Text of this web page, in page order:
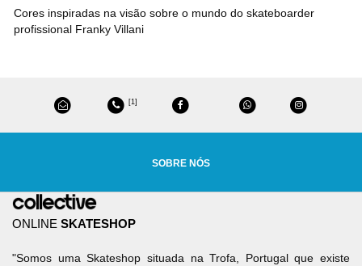
Cores inspiradas na visão sobre o mundo do skateboarder
profissional Franky Villani
[1]
SOBRE NÓS
ONLINE SKATESHOP
"Somos uma Skateshop situada na Trofa, Portugal que existe